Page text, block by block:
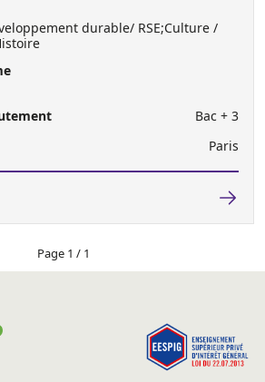
durable/ RSE;Culture /
Bac + 3
Paris
Page 1 / 1